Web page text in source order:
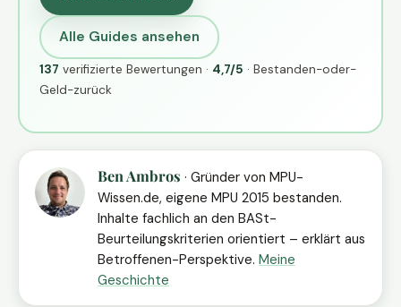
Alle Guides ansehen
137 verifizierte Bewertungen · 4,7/5 · Bestanden-oder-
Geld-zurück
Ben Ambros · Gründer von MPU-
Wissen.de, eigene MPU 2015 bestanden.
Inhalte fachlich an den BASt-
Beurteilungskriterien orientiert – erklärt aus
Betroffenen-Perspektive. Meine
Geschichte